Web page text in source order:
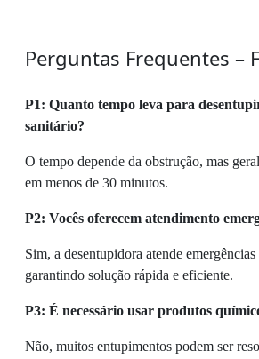
Perguntas Frequentes –
P1: Quanto tempo leva para
sanitário?
O tempo depende da obstrução, mas
em menos de 30 minutos.
P2: Vocês oferecem atendimento
Sim, a desentupidora atende
garantindo solução rápida e eficiente.
P3: É necessário usar produtos
Não, muitos entupimentos podem ser